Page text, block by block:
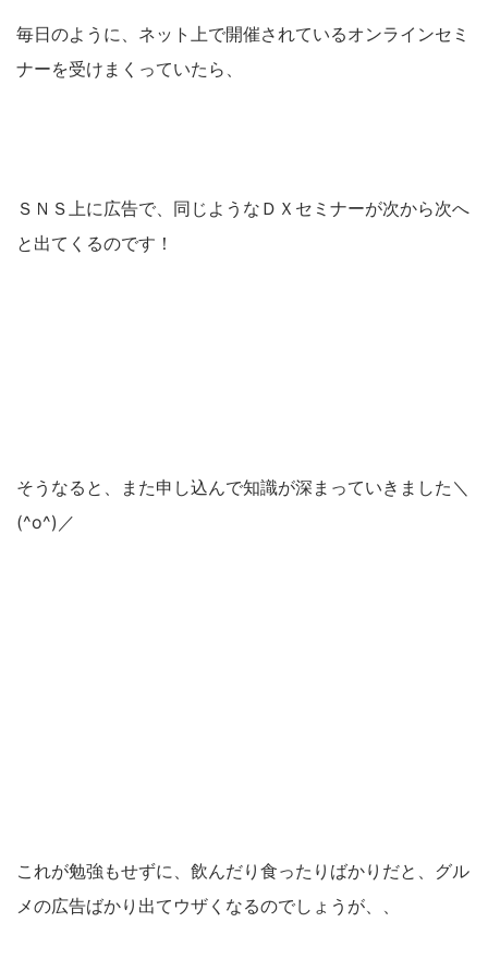
毎日のように、ネット上で開催されているオンラインセミ
ナーを受けまくっていたら、
ＳＮＳ上に広告で、同じようなＤＸセミナーが次から次へ
と出てくるのです！
そうなると、また申し込んで知識が深まっていきました＼
(^o^)／
これが勉強もせずに、飲んだり食ったりばかりだと、グル
メの広告ばかり出てウザくなるのでしょうが、、